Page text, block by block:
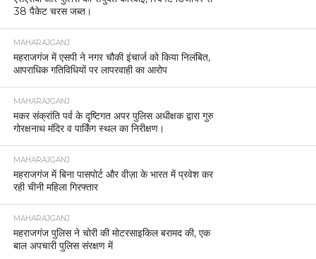
38 पैकेट चरस जब्त।
MAHARAJGANJ
महराजगंज में एसपी ने नगर चौकी इंचार्ज को किया निलंबित,
आपराधिक गतिविधियों पर लापरवाही का आरोप
MAHARAJGANJ
मकर संक्रांति पर्व के दृष्टिगत अपर पुलिस अधीक्षक द्वारा गुरु
गोरक्षनाथ मंदिर व पार्किंग स्थल का निरीक्षण।
MAHARAJGANJ
महराजगंज में बिना पासपोर्ट और वीज़ा के भारत में प्रवेश कर
रही चीनी महिला गिरफ्तार
MAHARAJGANJ
महराजगंज पुलिस ने चोरी की मोटरसाइकिल बरामद की, एक
बाल अपचारी पुलिस संरक्षण में